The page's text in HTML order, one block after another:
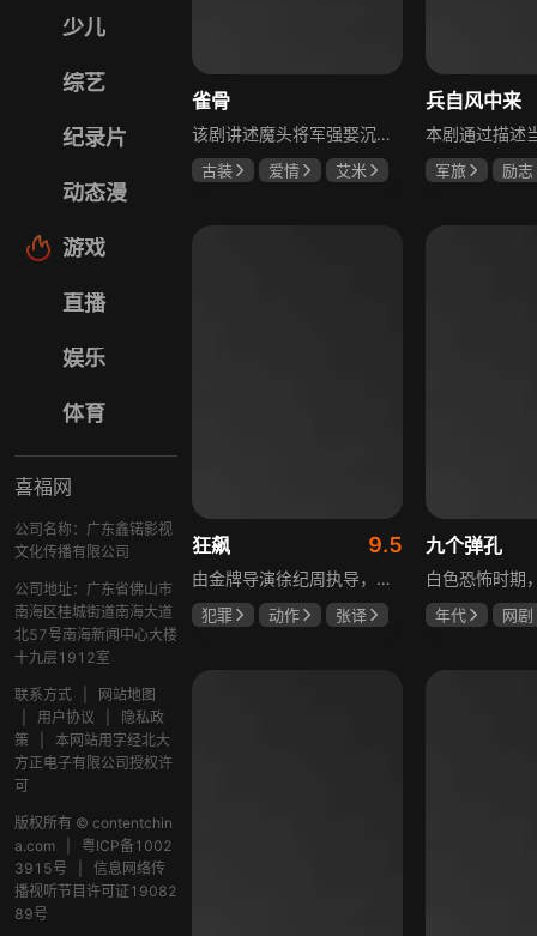
少儿
综艺
纪录片
动态漫
游戏
直播
娱乐
体育
喜福网
公司名称：广东鑫锘影视
文化传播有限公司
公司地址：广东省佛山市
南海区桂城街道南海大道
北57号南海新闻中心大楼
十九层1912室
联系方式
网站地图
用户协议
隐私政
策
本网站用字经北大
方正电子有限公司授权许
可
版权所有 © contentchin
a.com
粤ICP备1002
3915号
信息网络传
播视听节目许可证19082
89号
雀骨
该剧讲述魔头将军强娶沉迷机关术的财迷假千金，两人从契约夫妻起步，在生死局中互扒马甲，爱意与杀意交织共生。过程中他们揭露朝堂阴谋，破解生死乱局，最终共同守护家国太平，融合了权谋、爱情、冒险等多重元素，情节跌宕起伏。
古装 爱情
艾米
兵自风中来
军旅
励志
狂飙 9.5
由金牌导演徐纪周执导，张译、张颂文、李一桐、张志坚、吴刚领衔主演，倪大红、韩童生、李建义特邀主演的中央政法委重点项目。一部扫黑除恶坚决斗争的回忆录，横跨20年的群像叙事全景式展现时代变迁下的黑白较量与复杂人性。
犯罪 动作
张译
九个弹孔
年代
网剧